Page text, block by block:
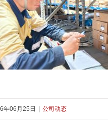
在海外仓储一线“准”点发力
年06月25日 | 公司动态